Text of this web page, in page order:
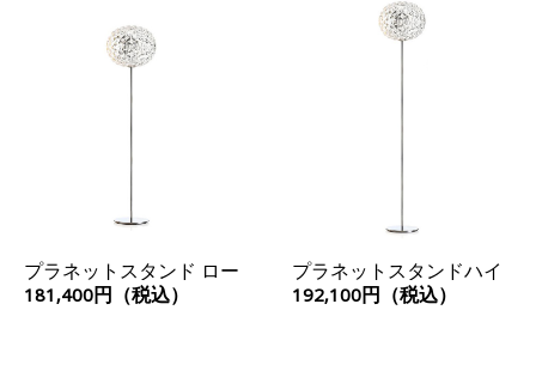
プラネットスタンド ロー
181,400円（税込）
プラネットスタンドハイ
192,100円（税込）